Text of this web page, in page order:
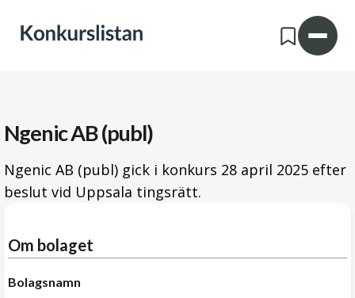
Ngenic AB (publ)
Ngenic AB (publ) gick i konkurs 28 april 2025 efter
beslut vid Uppsala tingsrätt.
Om bolaget
Bolagsnamn